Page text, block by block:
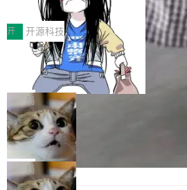
得住、用得稳、省得下、更安全！ 一、
始，Token使用一目...
q2Seq 和 DocAI 的共同发明人）以及
yals（Gemini 联合负责人，AlphaSta...
中文驱动的数字员工，自主理解需求、
骤、编写代码。不挑模型、不挑平台，
装完即用。 开源地址：Gitee · GitCode
b 安装 支持 Java 8+（8~26）、
x / Windows / Harmony PC。 #
x / Harmony PC curl -fsSL https://
r.org/solon...
价值潜能：华为云码道（CodeArts
代码仓技术解析
一、代码仓深度理解技术的作用与价值
程实践中，代码仓是企业核心知识资产
体。企业级代码仓库通常包含数十万乃
个文件，其规模远超单次模型调用可承载
文窗口。随着项目规模的持续扩张与代
不断累积，代码仓中的模块关系、接口
务逻辑等关键信息往往分散于数十乃至
件之中，形成高度复杂的知识关联网络
代码检索手段（如关键词匹配、目录遍历
在语法层面完成文本定位，难以触及代码
内涵与结构关联，导致开发者使用代码智
开 开源科技
一条“删库”命令跑 17 小时，算法工程
师删光 89TB 数据只为干私活
最高人民检察院8月4日公布了一起案件
名90后算法工程师王某，为了给自己接
服务器空间，删光了公司AI游戏部门的
数据。 王某2024年1月入职东城区某科
短剧部门，有互联网大厂背景。在公司内
调整期间，部门三次通知全员将数据从A
移到B集群，王某都回复了"收到"。 他没
局
Cloudflare 分享推理优化实践：KV
che 量化 + 权重压缩，吞吐量提升 4
1%，成本降 30%
Kimi 和 GLM 是当前最强的大模型系列
它们有一个共同的问题：太吃显存了。
的 Kimi K 系列和智谱的 GLM 都是长上
局